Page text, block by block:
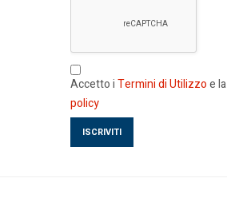
Accetto iTermini di Utilizzoe la
policy